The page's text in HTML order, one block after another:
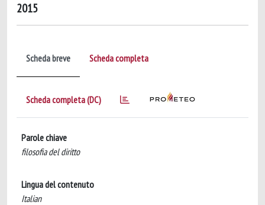
2015
Scheda breve Scheda completa
Scheda completa (DC)
Parole chiave
filosofia del diritto
Lingua del contenuto
Italian